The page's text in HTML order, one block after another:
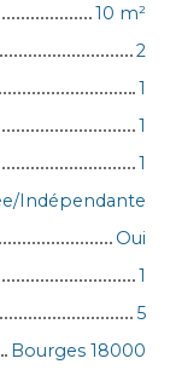
10 m²
2
1
1
1
Indépendante
Oui
1
5
Bourges 18000